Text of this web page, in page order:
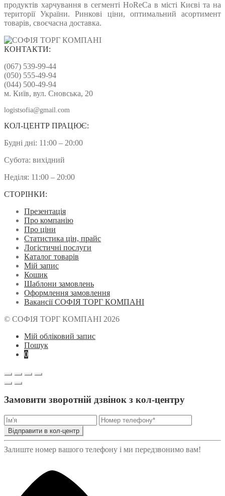
продуктів харчування в сегменті HoReCa в місті Києві та на
території України. Ринкові ціни, оптимальний асортимент
товарів, своєчасна доставка.
КОНТАКТИ:
(067) 539-99-44
(050) 555-49-94
(044) 500-49-94
м. Київ, вул. Сновська, 20
logistsofia@gmail.com
КОЛ-ЦЕНТР ПРАЦЮЄ:
Будні дні: 11:00 – 20:00
Субота: вихідний
Неділя: 11:00 – 20:00
СТОРІНКИ:
Презентація
Про компанію
Про ціни
Статистика цін, прайс
Логістичні послуги
Каталог товарів
Мій запис
Кошик
Шаблони замовлень
Оформлення замовлення
Вакансії СОФІЯ ТОРГ КОМПАНІ
© СОФІЯ ТОРГ КОМПАНІ 2026
Мій обліковий запис
Пошук
0
Замовити зворотній дзвінок з кол-центру
Відправити в кол-центр
Залиште номер вашого телефону і ми передзвонимо вам!